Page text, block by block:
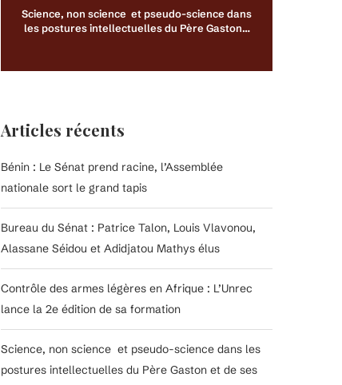
Science, non science et pseudo-science dans
les postures intellectuelles du Père Gaston…
Articles récents
Bénin : Le Sénat prend racine, l’Assemblée
nationale sort le grand tapis
Bureau du Sénat : Patrice Talon, Louis Vlavonou,
Alassane Séidou et Adidjatou Mathys élus
Contrôle des armes légères en Afrique : L’Unrec
lance la 2e édition de sa formation
Science, non science et pseudo-science dans les
postures intellectuelles du Père Gaston et de ses